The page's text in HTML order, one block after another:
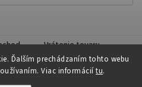
Ďalším prechádzaním tohto webu
Viac informácií tu.
Vrátenie tovaru